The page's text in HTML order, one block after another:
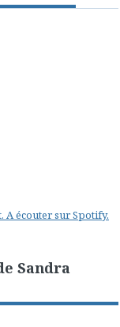
A écouter sur Spotify.
Sandra